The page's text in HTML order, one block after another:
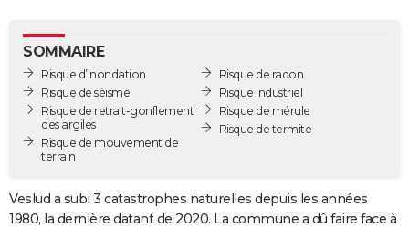
GUIDES D'ACHAT
BONS PLANS
CARTE DE VOEUX
Carte de Noël
Carte Bonne année
Carte Saint-Valentin
Carte Pâques
Carte d'anniversaire
Dictionnaire
Biographies
Citations
Expressions
Proverbes
PROGRAMME TV
SOMMAIRE
Risque d’inondation
Risque de séisme
Risque de retrait-gonflement
des argiles
Risque de mouvement de
terrain
Risque de radon
Risque industriel
Risque de mérule
Risque de termite
Veslud a subi 3 catastrophes naturelles depuis les années
1980, la dernière datant de 2020. La commune a dû faire face à